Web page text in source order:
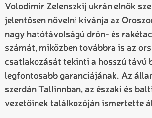
Volodimir Zelenszkij ukrán elnök
jelentősen növelni kívánja az
nagy hatótávolságú drón- és
számát, miközben továbbra is az
csatlakozását tekinti a hosszú távú
legfontosabb garanciájának. Az
szerdán Tallinnban, az északi és
vezetőinek találkozóján ismertette